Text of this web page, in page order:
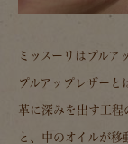
ミッスーリはプルア
プルアップレザーと
革に深みを出す工程
と、中のオイルが移